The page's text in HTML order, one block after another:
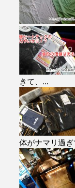
きて、...
体がナマリ過ぎ